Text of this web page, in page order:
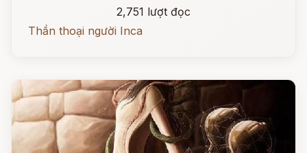
2,751 lượt đọc
Thần thoại người Inca